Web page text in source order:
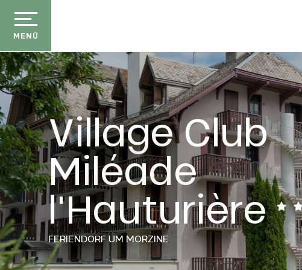
contenu
principal
MENÜ
Village Club
Miléade
l'Hauturière
FERIENDORF UM MORZINE